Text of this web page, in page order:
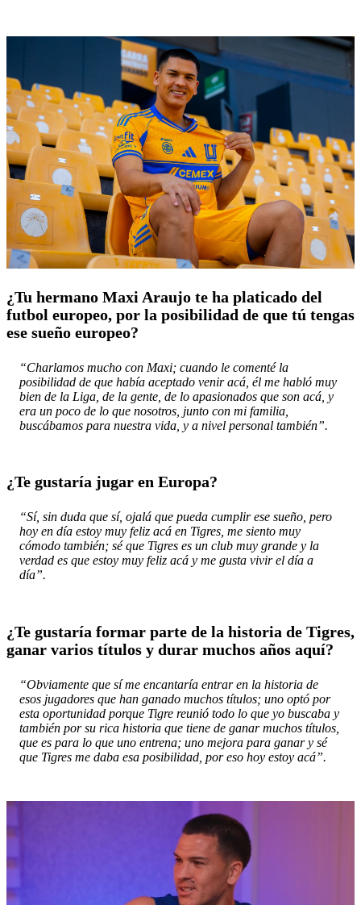
¿Tu hermano Maxi Araujo te ha platicado del
futbol europeo, por la posibilidad de que tú tengas
ese sueño europeo?
“Charlamos mucho con Maxi; cuando le comenté la
posibilidad de que había aceptado venir acá, él me habló muy
bien de la Liga, de la gente, de lo apasionados que son acá, y
era un poco de lo que nosotros, junto con mi familia,
buscábamos para nuestra vida, y a nivel personal también”.
¿Te gustaría jugar en Europa?
“Sí, sin duda que sí, ojalá que pueda cumplir ese sueño, pero
hoy en día estoy muy feliz acá en Tigres, me siento muy
cómodo también; sé que Tigres es un club muy grande y la
verdad es que estoy muy feliz acá y me gusta vivir el día a
día”.
¿Te gustaría formar parte de la historia de Tigres,
ganar varios títulos y durar muchos años aquí?
“Obviamente que sí me encantaría entrar en la historia de
esos jugadores que han ganado muchos títulos; uno optó por
esta oportunidad porque Tigre reunió todo lo que yo buscaba y
también por su rica historia que tiene de ganar muchos títulos,
que es para lo que uno entrena; uno mejora para ganar y sé
que Tigres me daba esa posibilidad, por eso hoy estoy acá”.